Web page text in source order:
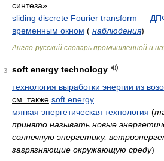
синтеза»
sliding discrete Fourier transform —
временным окном ( наблюдения)
Англо-русский словарь промышленной и
3
soft energy technology
технология выработки энергии из
см. также soft energy
мягкая энергетическая технология (
принято называть новые
солнечную энергетику,
загрязняющие окружающую среду)